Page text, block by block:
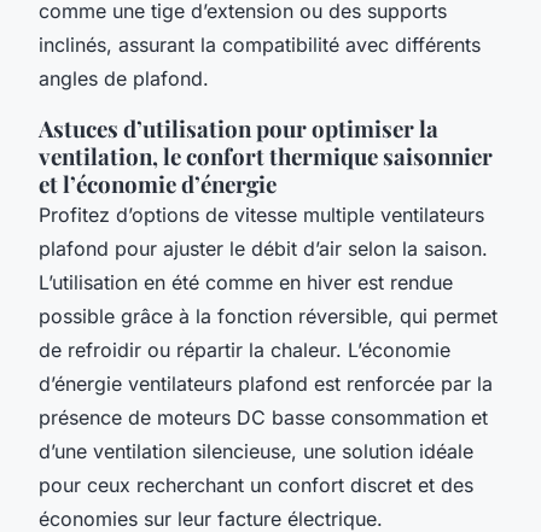
comme une tige d’extension ou des supports
inclinés, assurant la compatibilité avec différents
angles de plafond.
Astuces d’utilisation pour optimiser la
ventilation, le confort thermique saisonnier
et l’économie d’énergie
Profitez d’options de vitesse multiple ventilateurs
plafond pour ajuster le débit d’air selon la saison.
L’utilisation en été comme en hiver est rendue
possible grâce à la fonction réversible, qui permet
de refroidir ou répartir la chaleur. L’économie
d’énergie ventilateurs plafond est renforcée par la
présence de moteurs DC basse consommation et
d’une ventilation silencieuse, une solution idéale
pour ceux recherchant un confort discret et des
économies sur leur facture électrique.